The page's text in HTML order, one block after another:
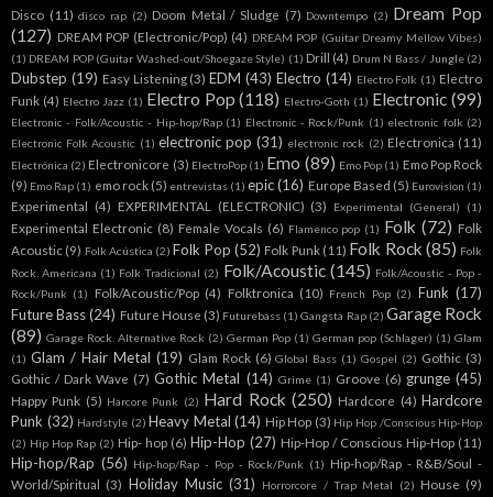
Disco (11) disco rap (2) Doom Metal / Sludge (7) Downtempo (2) Dream Pop
(127) DREAM POP (Electronic/Pop) (4) DREAM POP (Guitar Dreamy Mellow Vibes)
(1) DREAM POP (Guitar Washed-out/Shoegaze Style) (1) Drill (4) Drum N Bass / Jungle (2)
Dubstep (19) Easy Listening (3) EDM (43) Electro (14) Electro Folk (1) Electro
Funk (4) Electro Jazz (1) Electro Pop (118) Electro-Goth (1) Electronic (99)
Electronic - Folk/Acoustic - Hip-hop/Rap (1) Electronic - Rock/Punk (1) electronic folk (2)
Electronic Folk Acoustic (1) electronic pop (31) electronic rock (2) Electronica (11)
Electrónica (2) Electronicore (3) ElectroPop (1) Emo (89) Emo Pop (1) Emo Pop Rock
(9) Emo Rap (1) emo rock (5) entrevistas (1) epic (16) Europe Based (5) Eurovision (1)
Experimental (4) EXPERIMENTAL (ELECTRONIC) (3) Experimental (General) (1)
Experimental Electronic (8) Female Vocals (6) Flamenco pop (1) Folk (72) Folk
Acoustic (9) Folk Acústica (2) Folk Pop (52) Folk Punk (11) Folk Rock (85) Folk
Rock. Americana (1) Folk Tradicional (2) Folk/Acoustic (145) Folk/Acoustic - Pop -
Rock/Punk (1) Folk/Acoustic/Pop (4) Folktronica (10) French Pop (2) Funk (17)
Future Bass (24) Future House (3) Futurebass (1) Gangsta Rap (2) Garage Rock
(89) Garage Rock. Alternative Rock (2) German Pop (1) German pop (Schlager) (1) Glam
(1) Glam / Hair Metal (19) Glam Rock (6) Global Bass (1) Gospel (2) Gothic (3)
Gothic / Dark Wave (7) Gothic Metal (14) Grime (1) Groove (6) grunge (45)
Happy Punk (5) Harcore Punk (2) Hard Rock (250) Hardcore (4) Hardcore
Punk (32) Hardstyle (2) Heavy Metal (14) Hip Hop (3) Hip Hop /Conscious Hip-Hop
(2) Hip Hop Rap (2) Hip- hop (6) Hip-Hop (27) Hip-Hop / Conscious Hip-Hop (11)
Hip-hop/Rap (56) Hip-hop/Rap - Pop - Rock/Punk (1) Hip-hop/Rap - R&B/Soul -
World/Spiritual (3) Holiday Music (31) Horrorcore / Trap Metal (2) House (9)